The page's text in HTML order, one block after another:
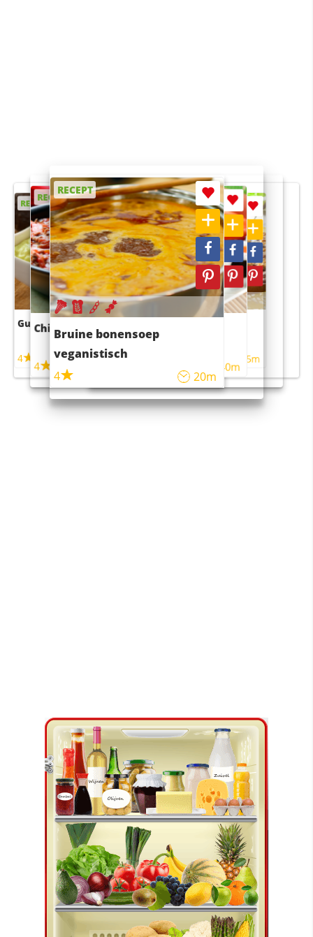
RECEPT
Guacamole
4
RECEPT
Chili con carne
4 45m
RECEPT
Bruine bonensoep
veganistisch
4
20m
RECEPT
Sushi rijstsalade
maaltijdsalade
40m
RECEPT
4 55m